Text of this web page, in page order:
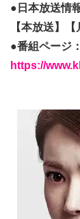
●日本放送情
【本放送】
●番組ページ：
https://